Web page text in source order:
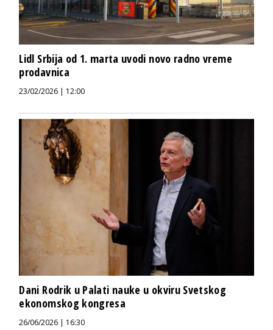
Lidl Srbija od 1. marta uvodi novo radno vreme
prodavnica
23/02/2026 | 12:00
Dani Rodrik u Palati nauke u okviru Svetskog
ekonomskog kongresa
26/06/2026 | 16:30